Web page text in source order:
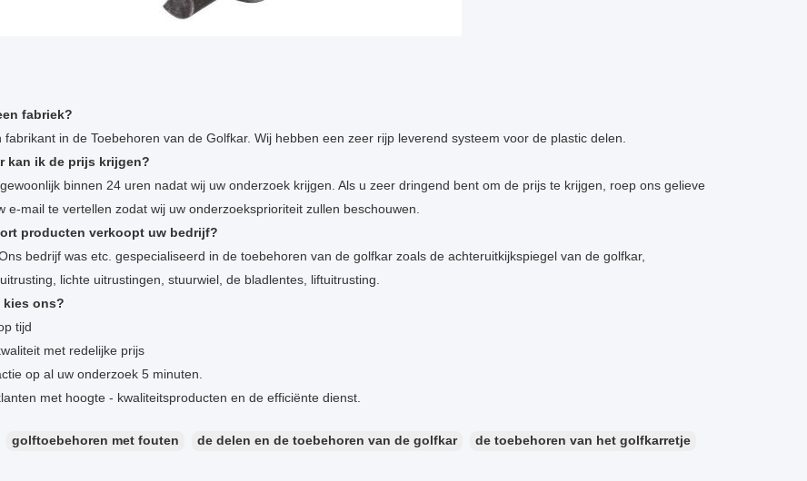
fabriek?
fabrikant in de Toebehoren van de Golfkar. Wij hebben een zeer rijp leverend systeem voor de plastic delen.
kan ik de prijs krijgen?
binnen 24 uren nadat wij uw onderzoek krijgen. Als u zeer dringend bent om de prijs te krijgen, roep ons gelieve
e-mail te vertellen zodat wij uw onderzoeksprioriteit zullen beschouwen.
producten verkoopt uw bedrijf?
bedrijf was etc. gespecialiseerd in de toebehoren van de golfkar zoals de achteruitkijkspiegel van de golfkar,
lichte uitrustingen, stuurwiel, de bladlentes, liftuitrusting.
kies ons?
tijd
met redelijke prijs
op al uw onderzoek 5 minuten.
met hoogte - kwaliteitsproducten en de efficiënte dienst.
golftoebehoren met fouten de delen en de toebehoren van de golfkar de toebehoren van het golfkarretje